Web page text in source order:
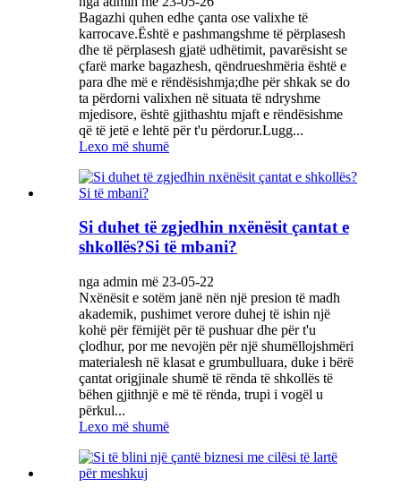
Bagazhi quhen edhe çanta ose valixhe të
karrocave.Është e pashmangshme të përplasesh
dhe të përplasesh gjatë udhëtimit, pavarësisht se
çfarë marke bagazhesh, qëndrueshmëria është e
para dhe më e rëndësishmja;dhe për shkak se do
ta përdorni valixhen në situata të ndryshme
mjedisore, është gjithashtu mjaft e rëndësishme
që të jetë e lehtë për t'u përdorur.Lugg...
Lexo më shumë
Si duhet të zgjedhin nxënësit çantat e
shkollës?Si të mbani?
nga admin më 23-05-22
Nxënësit e sotëm janë nën një presion të madh
akademik, pushimet verore duhej të ishin një
kohë për fëmijët për të pushuar dhe për t'u
çlodhur, por me nevojën për një shumëllojshmëri
materialesh në klasat e grumbulluara, duke i bërë
çantat origjinale shumë të rënda të shkollës të
bëhen gjithnjë e më të rënda, trupi i vogël u
përkul...
Lexo më shumë